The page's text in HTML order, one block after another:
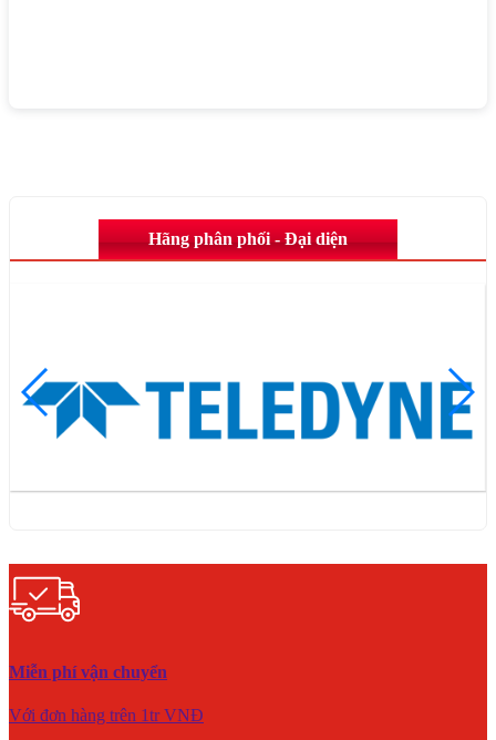
Hãng phân phối - Đại diện
Miễn phí vận chuyển
Với đơn hàng trên 1tr VNĐ